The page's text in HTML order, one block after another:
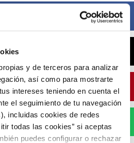
y de terceros para analizar
así como para mostrarte
intereses teniendo en cuenta el
el seguimiento de tu navegación
incluidas cookies de redes
todas las cookies” si aceptas
puedes configurar o rechazar